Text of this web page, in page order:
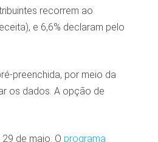
recorrem ao
e 6,6% declaram pelo
preenchida, por meio da
os dados. A opção de
de maio. O programa